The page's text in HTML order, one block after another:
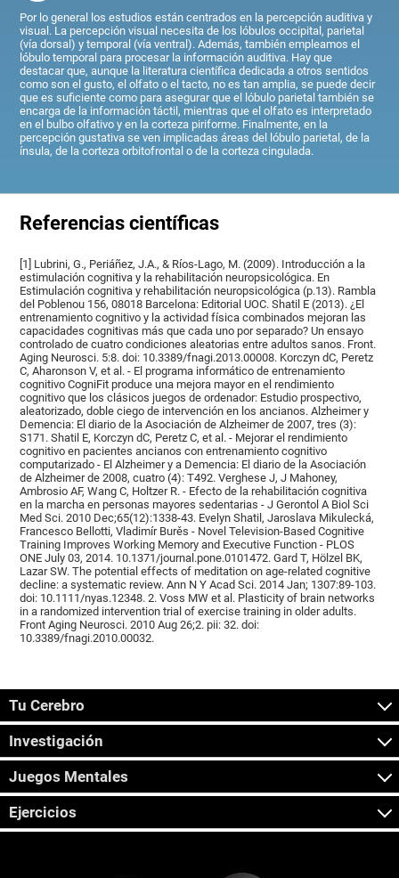
Por lo general los estudios están centrados en la percepción auditiva y
visual. La percepción visual necesita de los lóbulos occipital, parietal
(vía dorsal) y temporal (vía ventral). Además, también empleamos el
lóbulo temporal para procesar la información auditiva. Hay que
destacar que, aunque la literatura científica dedicada a otros sentidos
como son el gusto, el olfato o el tacto, no es tan amplia, se puede decir
que es suficiente como para asegurar que el lóbulo parietal también se
encarga de la información táctil, mientras que el olfato es interpretado
en el bulbo olfativo y en la corteza piriforme. Finalmente, en la
percepción gustativa se ven implicadas áreas del lóbulo parietal, de la
ínsula, de la corteza orbitofrontal o de la corteza cingulada.
Referencias científicas
[1] Lubrini, G., Periáñez, J.A., & Ríos-Lago, M. (2009). Introducción a la
estimulación cognitiva y la rehabilitación neuropsicológica. En
Estimulación cognitiva y rehabilitación neuropsicológica (p.13). Rambla
del Poblenou 156, 08018 Barcelona: Editorial UOC. Shatil E (2013). ¿El
entrenamiento cognitivo y la actividad física combinados mejoran las
capacidades cognitivas más que cada uno por separado? Un ensayo
controlado de cuatro condiciones aleatorias entre adultos sanos. Front.
Aging Neurosci. 5:8. doi: 10.3389/fnagi.2013.00008. Korczyn dC, Peretz
C, Aharonson V, et al. - El programa informático de entrenamiento
cognitivo CogniFit produce una mejora mayor en el rendimiento
cognitivo que los clásicos juegos de ordenador: Estudio prospectivo,
aleatorizado, doble ciego de intervención en los ancianos. Alzheimer y
Demencia: El diario de la Asociación de Alzheimer de 2007, tres (3):
S171. Shatil E, Korczyn dC, Peretz C, et al. - Mejorar el rendimiento
cognitivo en pacientes ancianos con entrenamiento cognitivo
computarizado - El Alzheimer y a Demencia: El diario de la Asociación
de Alzheimer de 2008, cuatro (4): T492. Verghese J, J Mahoney,
Ambrosio AF, Wang C, Holtzer R. - Efecto de la rehabilitación cognitiva
en la marcha en personas mayores sedentarias - J Gerontol A Biol Sci
Med Sci. 2010 Dec;65(12):1338-43. Evelyn Shatil, Jaroslava Mikulecká,
Francesco Bellotti, Vladimír Burěs - Novel Television-Based Cognitive
Training Improves Working Memory and Executive Function - PLOS
ONE July 03, 2014. 10.1371/journal.pone.0101472. Gard T, Hölzel BK,
Lazar SW. The potential effects of meditation on age-related cognitive
decline: a systematic review. Ann N Y Acad Sci. 2014 Jan; 1307:89-103.
doi: 10.1111/nyas.12348. 2. Voss MW et al. Plasticity of brain networks
in a randomized intervention trial of exercise training in older adults.
Front Aging Neurosci. 2010 Aug 26;2. pii: 32. doi:
10.3389/fnagi.2010.00032.
Tu Cerebro
Investigación
Juegos Mentales
Ejercicios